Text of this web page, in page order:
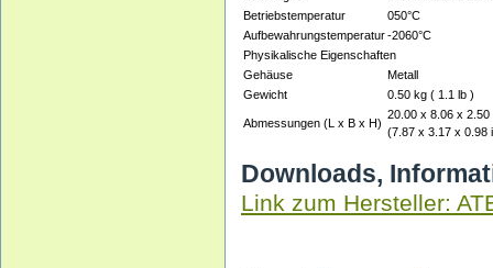
Betriebstemperatur
050°C
Aufbewahrungstemperatur-2060°C
Physikalische Eigenschaften
Gehäuse
Metall
Gewicht
0.50 kg ( 1.1 lb )
Abmessungen (L x B x H)
20.00 x 8.06 x 2.50
(7.87 x 3.17 x 0.98
Downloads,
Link zum Hersteller: